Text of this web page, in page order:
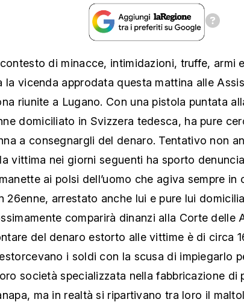
di minacce, intimidazioni, truffe, armi
la vicenda approdata questa mattina alle
riunite a Lugano. Con una pistola puntata
domiciliato in Svizzera tedesca, ha pure
a consegnargli del denaro. Tentativo non
vittima nei giorni seguenti ha sporto
ai polsi dell’uomo che agiva sempre in
26enne, arrestato anche lui e pure lui
comparirà dinanzi alla Corte delle
del denaro estorto alle vittime è di circa
i soldi con la scusa di impiegarlo
società specializzata nella fabbricazione di
ma in realtà si ripartivano tra loro il